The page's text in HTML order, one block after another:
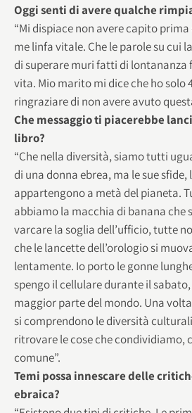
Oggi senti di avere qualche
“Mi dispiace non avere capito
me linfa vitale. Che le parole su cui
di superare muri fatti di lontananza
vita. Mio marito mi dice che ho solo
ringraziare di non avere avuto
Che messaggio ti piacerebbe
libro?
“Che nella diversità, siamo tutti
di una donna ebrea, ma le sue
appartengono a metà del pianeta.
abbiamo la macchia di banana
varcare la soglia dell’ufficio, tutte
che le lancette dell’orologio si
lentamente. Io porto le gonne
spengo il cellulare durante il
maggior parte del mondo. Una
si comprendono le diversità
ritrovare le cose che condividiamo,
comune”.
Temi possa innescare delle
ebraica?